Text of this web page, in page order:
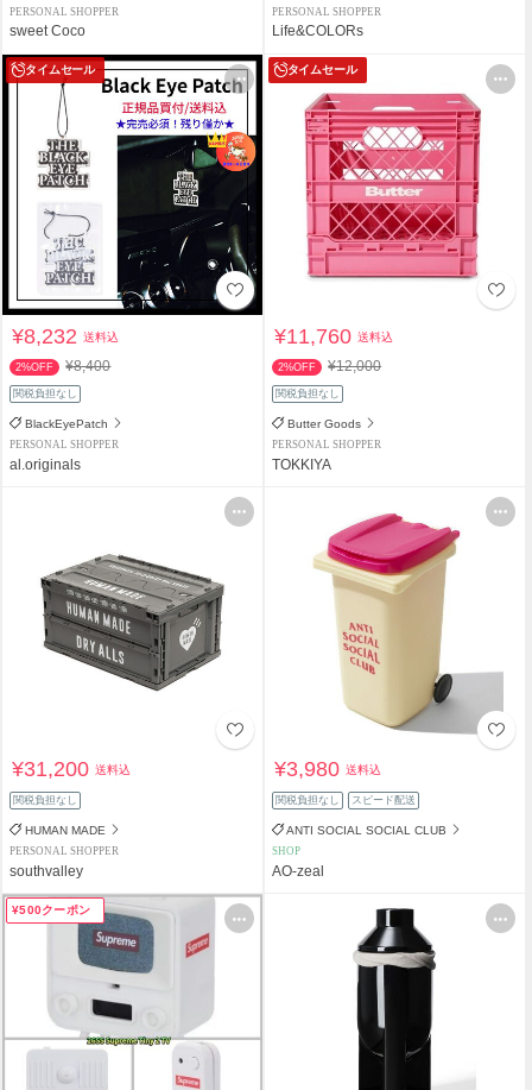
PERSONAL SHOPPER
sweet Coco
PERSONAL SHOPPER
Life&COLORs
タイムセール
¥8,232送料込
2%OFF ¥8,400
関税負担なし
BlackEyePatch
PERSONAL SHOPPER
al.originals
タイムセール
¥11,760送料込
2%OFF ¥12,000
関税負担なし
Butter Goods
PERSONAL SHOPPER
TOKKIYA
¥31,200送料込
関税負担なし
HUMAN MADE
PERSONAL SHOPPER
southvalley
¥3,980送料込
関税負担なし スピード配送
ANTI SOCIAL SOCIAL CLUB
SHOP
AO-zeal
¥500クーポン